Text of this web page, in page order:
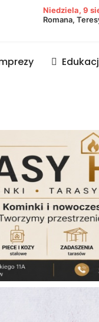
Niedziela, 9
Romana,